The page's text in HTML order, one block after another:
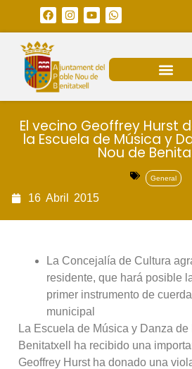
El vecino Geoffrey Hurst
la Escuela de Música y
Nou de
General
16 Abril 2015
La Concejalía de Cultura
residente, que hará posible
primer instrumento de
municipal
La Escuela de Música y Danza
Benitatxell ha recibido una
Geoffrey Hurst ha donado una